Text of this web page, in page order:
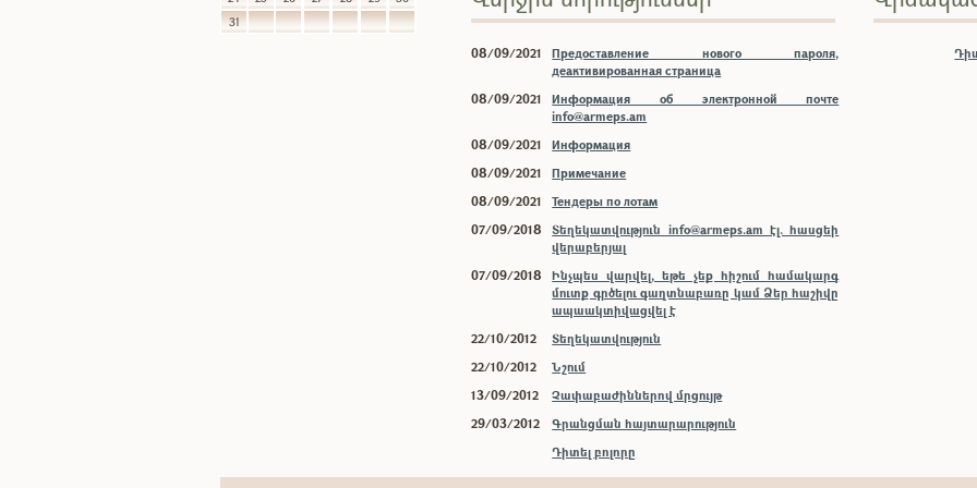
31
08/09/2021
Предоставление нового пароля,
деактивированная страница
08/09/2021
Информация об электронной почте
info@armeps.am
08/09/2021
Информация
08/09/2021
Примечание
08/09/2021
Тендеры по лотам
07/09/2018
Տեղեկատվություն info@armeps.am էլ. հասցեի
վերաբերյալ
07/09/2018
Ինչպես վարվել, եթե չեք հիշում համակարգ
մուտք գրծելու գաղտնաբառը կամ Ձեր հաշիվը
ապաակտիվացվել է
22/10/2012
Տեղեկատվություն
22/10/2012
Նշում
13/09/2012
Չափաբաժիններով մրցույթ
29/03/2012
Գրանցման հայտարարություն
Դիտել բոլորը